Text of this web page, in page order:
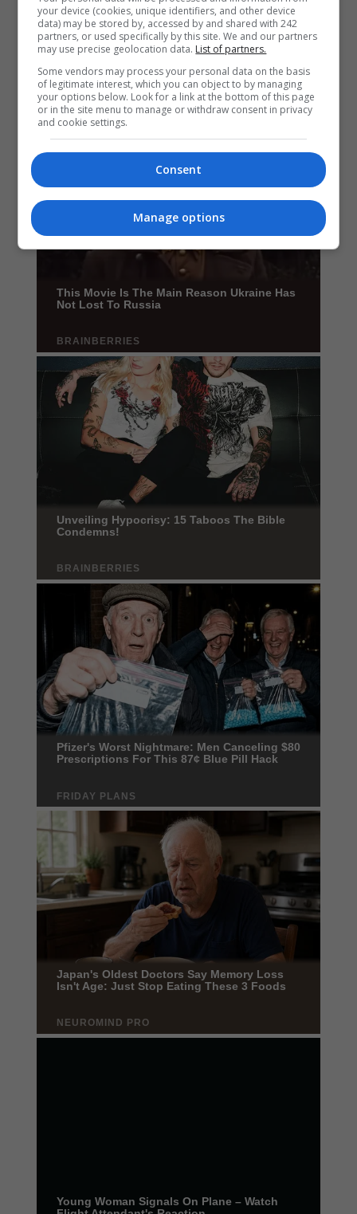
your device (cookies, unique identifiers, and other device
data) may be stored by, accessed by and shared with 242
partners, or used specifically by this site. We and our partners
may use precise geolocation data. List of partners.
Some vendors may process your personal data on the basis
of legitimate interest, which you can object to by managing
your options below. Look for a link at the bottom of this page
or in the site menu to manage or withdraw consent in privacy
and cookie settings.
Consent
Manage options